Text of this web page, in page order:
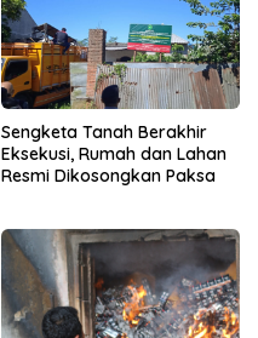
Sengketa Tanah Berakhir
Eksekusi, Rumah dan Lahan
Resmi Dikosongkan Paksa